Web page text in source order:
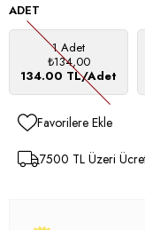
ADET
1 Adet
₺134,00
134.00 TL/Adet
Favorilere Ekle
7500 TL Üzeri